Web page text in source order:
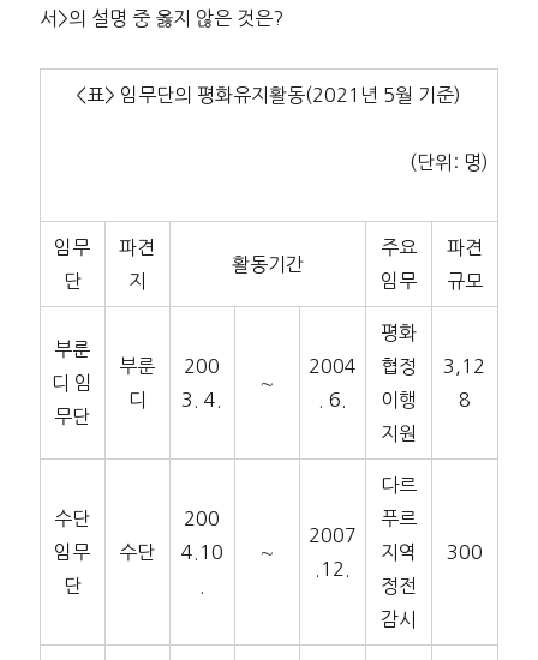
서>의 설명 중 옳지 않은 것은?
<표> 임무단의 평화유지활동(2021년 5월 기준)
(단위: 명)
임무
단
파견
지
활동기간
주요
임무
파견
규모
부룬
디 임
무단
부룬
디
200
3. 4.
∼
2004
. 6.
평화
협정
이행
지원
3,12
8
수단
임무
단
수단
200
4.10
∼
2007
.12.
다르
푸르
지역
정전
감시
300